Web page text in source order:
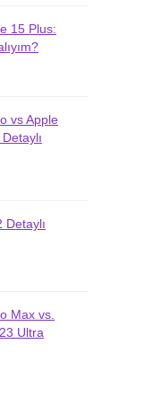
15 Plus:
vs Apple
Detaylı
Max vs.
Ultra